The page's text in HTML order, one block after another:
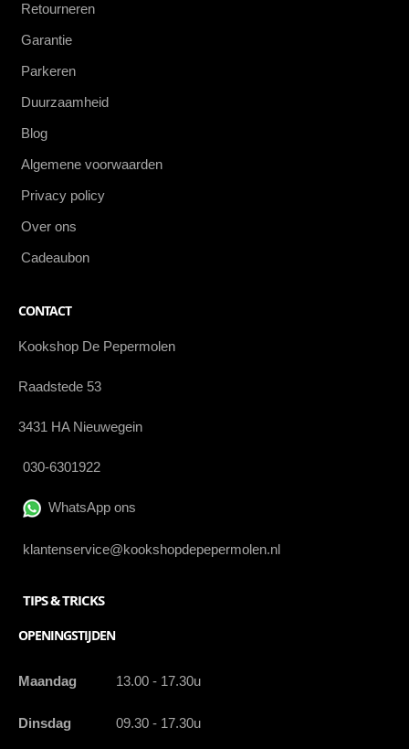
Retourneren
Garantie
Parkeren
Duurzaamheid
Blog
Algemene voorwaarden
Privacy policy
Over ons
Cadeaubon
CONTACT
Kookshop De Pepermolen
Raadstede 53
3431 HA Nieuwegein
030-6301922
WhatsApp ons
klantenservice@kookshopdepepermolen.nl
TIPS & TRICKS
OPENINGSTIJDEN
Maandag 13.00 - 17.30u
Dinsdag 09.30 - 17.30u